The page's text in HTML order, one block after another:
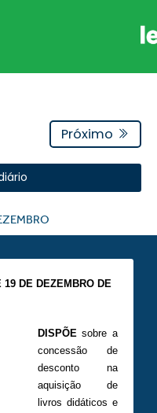
Próximo
DE DEZEMBRO DE
DISPÕEsobre a
concessão de
desconto na
aquisição de
livros didáticos e